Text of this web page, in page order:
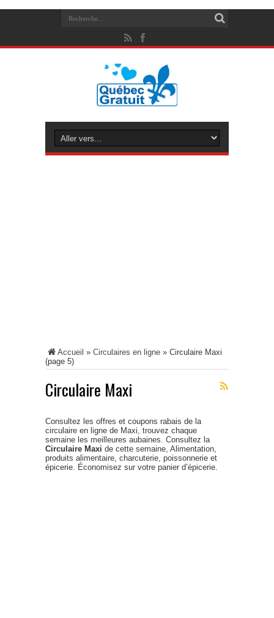
Accueil » Circulaires en ligne » Circulaire Maxi
(page 5)
Circulaire Maxi
Consultez les offres et coupons rabais de la
circulaire en ligne de Maxi, trouvez chaque
semaine les meilleures aubaines. Consultez la
Circulaire Maxi de cette semaine, Alimentation,
produits alimentaire, charcuterie, poissonnerie et
épicerie. Économisez sur votre panier d’épicerie.